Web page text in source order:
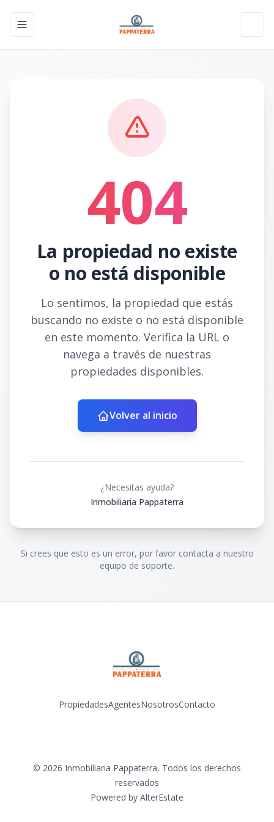
Toggle navigation menu
404
La propiedad no existe
o no está disponible
Lo sentimos, la propiedad que estás
buscando no existe o no está disponible
en este momento. Verifica la URL o
navega a través de nuestras
propiedades disponibles.
Volver al inicio
¿Necesitas ayuda?
Inmobiliaria Pappaterra
Si crees que esto es un error, por favor contacta a nuestro
equipo de soporte.
PropiedadesAgentesNosotrosContacto
© 2026 Inmobiliaria Pappaterra, Todos los derechos
reservados
Powered by AlterEstate